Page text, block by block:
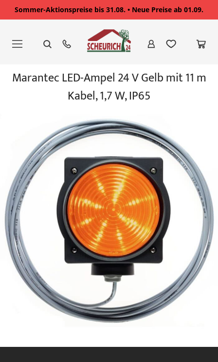
Sommer-Aktionspreise bis 31.08. • Neue Preise ab 01.09.
springen
EndeMarantec LED-Ampel 24 V Gelb mit 11 m
Kabel, 1,7 W, IP65